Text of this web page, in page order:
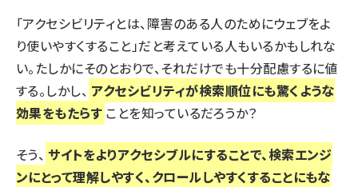
「アクセシビリティとは、障害のある人のためにウェブをよ
り使いやすくすること」だと考えている人もいるかもしれな
い。たしかにそのとおりで、それだけでも十分配慮するに値
する。しかし、 アクセシビリティが検索順位にも驚くような
効果をもたらす ことを知っているだろうか？
そう、 サイトをよりアクセシブルにすることで、検索エンジ
ンにとって理解しやすく、クロールしやすくすることにもな